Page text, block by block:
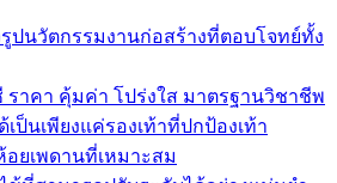
รูปนวัตกรรมงานก่อสร้างที่ตอบโจทย์ทั้ง
าคา คุ้มค่า โปร่งใส มาตรฐานวิชาชีพ
เป็นเพียงแค่รองเท้าที่ปกป้องเท้า
ยเพดานที่เหมาะสม